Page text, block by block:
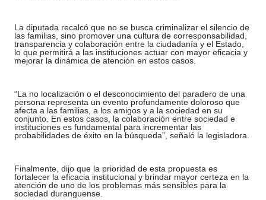
La diputada recalcó que no se busca criminalizar el silencio de
las familias, sino promover una cultura de corresponsabilidad,
transparencia y colaboración entre la ciudadanía y el Estado,
lo que permitirá a las instituciones actuar con mayor eficacia y
mejorar la dinámica de atención en estos casos.
“La no localización o el desconocimiento del paradero de una
persona representa un evento profundamente doloroso que
afecta a las familias, a los amigos y a la sociedad en su
conjunto. En estos casos, la colaboración entre sociedad e
instituciones es fundamental para incrementar las
probabilidades de éxito en la búsqueda”, señaló la legisladora.
Finalmente, dijo que la prioridad de esta propuesta es
fortalecer la eficacia institucional y brindar mayor certeza en la
atención de uno de los problemas más sensibles para la
sociedad duranguense.